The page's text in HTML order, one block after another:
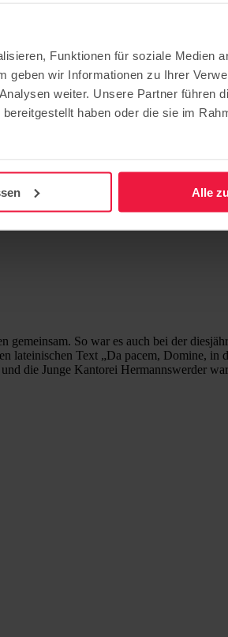
Funktionen für soziale Medien
geben wir Informationen zu Ihrer
weiter. Unsere Partner führen
haben oder die sie im
Alle
So war es auch bei der
Text „Da pacem, Domine, in
die Junge Kantorei Hermannswerder